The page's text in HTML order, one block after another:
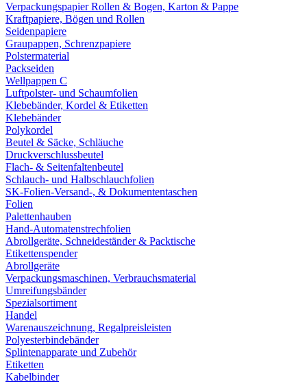
Verpackungspapier Rollen & Bogen, Karton & Pappe
Kraftpapiere, Bögen und Rollen
Seidenpapiere
Graupappen, Schrenzpapiere
Polstermaterial
Packseiden
Wellpappen C
Luftpolster- und Schaumfolien
Klebebänder, Kordel & Etiketten
Klebebänder
Polykordel
Beutel & Säcke, Schläuche
Druckverschlussbeutel
Flach- & Seitenfaltenbeutel
Schlauch- und Halbschlauchfolien
SK-Folien-Versand-, & Dokumententaschen
Folien
Palettenhauben
Hand-Automatenstrechfolien
Abrollgeräte, Schneideständer & Packtische
Etikettenspender
Abrollgeräte
Verpackungsmaschinen, Verbrauchsmaterial
Umreifungsbänder
Spezialsortiment
Handel
Warenauszeichnung, Regalpreisleisten
Polyesterbindebänder
Splintenapparate und Zubehör
Etiketten
Kabelbinder